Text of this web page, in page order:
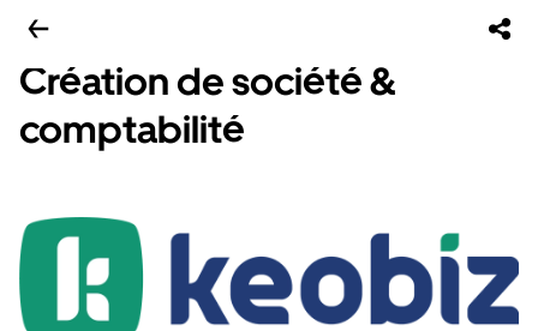
Création de société &
comptabilité